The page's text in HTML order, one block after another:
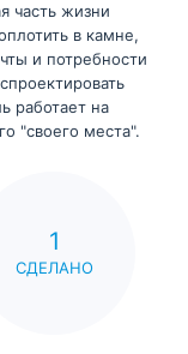
часть жизни
в камне,
и потребности
работает на
"своего места".
1
СДЕЛАНО